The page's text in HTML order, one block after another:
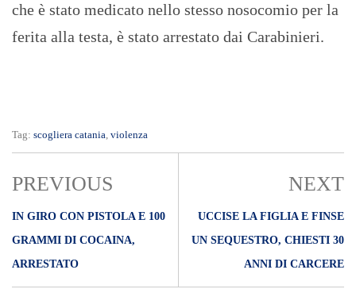
che è stato medicato nello stesso nosocomio per la
ferita alla testa, è stato arrestato dai Carabinieri.
Tag: scogliera catania, violenza
PREVIOUS
IN GIRO CON PISTOLA E 100
GRAMMI DI COCAINA,
ARRESTATO
NEXT
UCCISE LA FIGLIA E FINSE
UN SEQUESTRO, CHIESTI 30
ANNI DI CARCERE